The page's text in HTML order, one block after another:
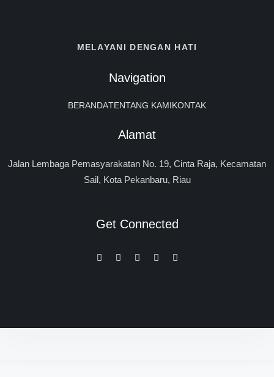
MELAYANI DENGAN HATI
Navigation
BERANDATENTANG KAMIKONTAK
Alamat
Jalan Lembaga Pemasyarakatan No. 19, Cinta Raja, Kecamatan
Sail, Kota Pekanbaru, Riau
Get Connected